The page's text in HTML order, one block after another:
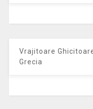
Vrajitoare
Grecia